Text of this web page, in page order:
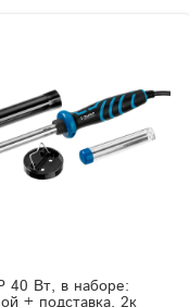
40 Вт, в наборе:
+ подставка, 2к